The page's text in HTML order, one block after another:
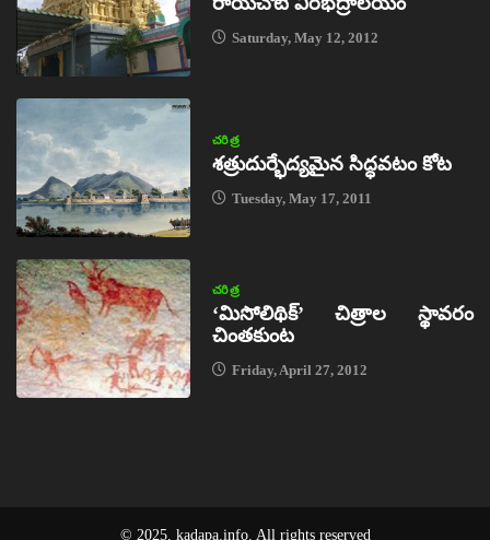
Saturday, May 12, 2012
చరిత్ర
శత్రుదుర్భేద్యమైన సిద్ధవటం కోట
Tuesday, May 17, 2011
చరిత్ర
‘మిసోలిథిక్‌’ చిత్రాల స్థావరం
చింతకుంట
Friday, April 27, 2012
© 2025, kadapa.info. All rights reserved